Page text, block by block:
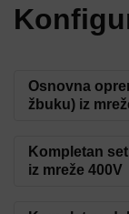
Osnovna
žbuku) iz
Broj artikla:
Kompletan
iz mreže 400V